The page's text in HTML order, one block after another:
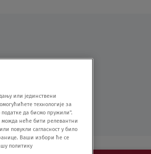
или јединствени
технологије за
да бисмо пружили".
можда неће бити релевантни
повукли сагласност у било
Ваши избори ће се
политику